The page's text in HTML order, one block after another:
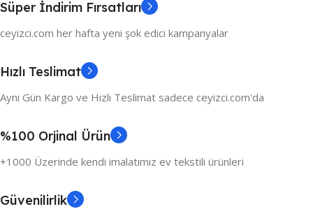
Süper İndirim Fırsatları
ceyizci.com her hafta yeni şok edici kampanyalar
Hızlı Teslimat
Aynı Gün Kargo ve Hızlı Teslimat sadece ceyizci.com'da
%100 Orjinal Ürün
+1000 Üzerinde kendi imalatımız ev tekstili ürünleri
Güvenilirlik